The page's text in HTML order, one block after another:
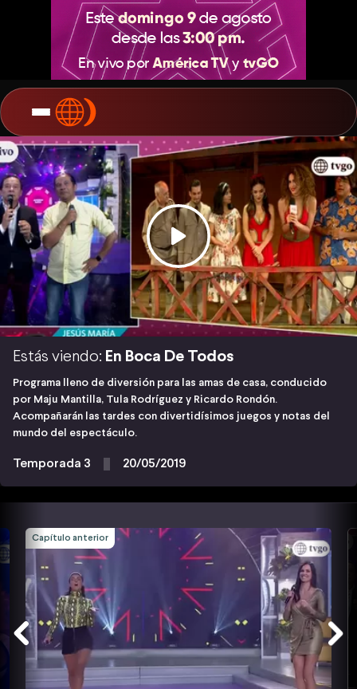
Estás viendo: En Boca De Todos
Programa lleno de diversión para las amas de casa, conducido
por Maju Mantilla, Tula Rodríguez y Ricardo Rondón.
Acompañarán las tardes con divertidísimos juegos y notas del
mundo del espectáculo.
Temporada 3 20/05/2019
Capítulo anterior